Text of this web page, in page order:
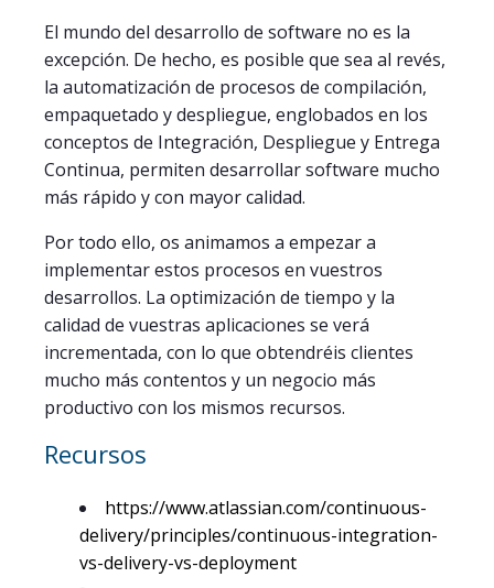
El mundo del desarrollo de software no es la
excepción. De hecho, es posible que sea al revés,
la automatización de procesos de compilación,
empaquetado y despliegue, englobados en los
conceptos de Integración, Despliegue y Entrega
Continua, permiten desarrollar software mucho
más rápido y con mayor calidad.
Por todo ello, os animamos a empezar a
implementar estos procesos en vuestros
desarrollos. La optimización de tiempo y la
calidad de vuestras aplicaciones se verá
incrementada, con lo que obtendréis clientes
mucho más contentos y un negocio más
productivo con los mismos recursos.
Recursos
https://www.atlassian.com/continuous-
delivery/principles/continuous-integration-
vs-delivery-vs-deployment